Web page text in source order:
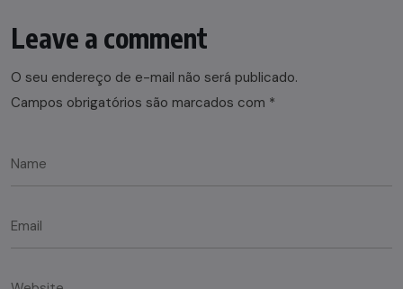
Leave a comment
O seu endereço de e-mail não será publicado.
Campos obrigatórios são marcados com *